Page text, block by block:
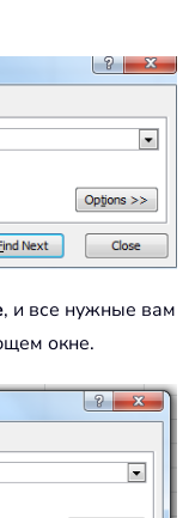
, и все нужные вам
окне.